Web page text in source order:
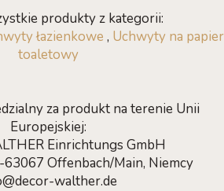
produkty z kategorii:
łazienkowe , Uchwyty na papier
toaletowy
za produkt na terenie Unii
Europejskiej:
Einrichtungs GmbH
Offenbach/Main, Niemcy
walther.de